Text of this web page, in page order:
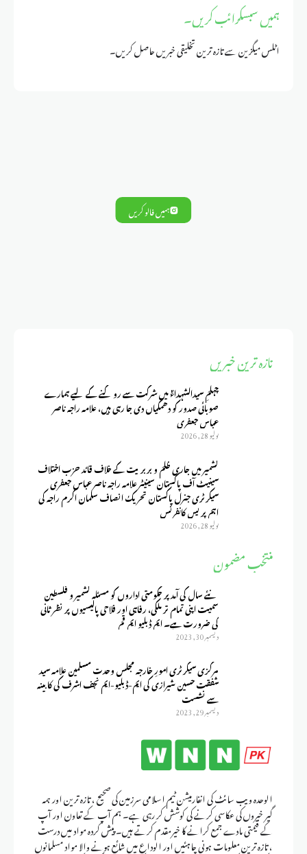
ہمیں سبسکرائب کریں۔
اٹلس میگزین سے تازہ ترین تخلیقی خبریں حاصل کریں۔
ہمیں فالو کریں
الوحدہ ویب سائٹ کی انفارمیشن ٹیم اسلامی سرزمین کی صحیح ، تازہ ترین اور ہمہ
گیر خبروں کی عکاسی کرنے کی کوشش کر رہی ہے۔ ہم آپ کے تعاون اور آپ
کے قیمتی مادے جمع کرانے کا خیرمقدم کرتے ہیں۔ پیش کردہ مواد میں درست
، تازہ ترین معلومات ہونی چاہئیں اور الوداع میں شائع ہونے والا مواد مسلمانوں
تازہ ترین خبریں
چہلمِ سیدالشہداءؑ میں شرکت سے روکنے کے لیے ہمارے
صوبائی صدور کو دھمکیاں دی جا رہی ہیں، علامہ راجہ ناصر
عباس جعفری
يوليو 28, 2026
کشمیر میں جاری ظلم و بربریت کے خلاف قائد حزب اختلاف
سینیٹ آف پاکستان سینیٹر علامہ راجہ ناصر عباس جعفری
سیکرٹری جنرل پاکستان تحریک انصاف سلمان اکرم راجہ کی
اہم پریس کانفرنس
يوليو 28, 2026
منتخب مضمون
نئے سال کی آمد پر حکومتی اداروں کو مسئلہ کشمیر و فلسطین
سمیت اپنی تمام تر ملکی، رفاہی اور فلاحی پالیسیوں پر نظر ثانی
کی ضرورت ہے۔ ایم ڈبلیو ایم قم
ديسمبر 30, 2023
مرکزی سیکرٹری امورِ خارجہ مجلس وحدت مسلمین علامہ سید
شفقت حسین شیرازی کی ایم-ڈبلیو-ایم نجف اشرف کی کابینہ
سے نشست
ديسمبر 29, 2023